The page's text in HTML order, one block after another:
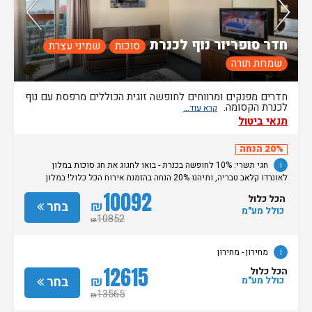
100% מהזוגות ששהו בחדר זה אהבו אותו
חדר סופריור נוף לכנרת סוכות
שמיני עצרת
שמחת תורה
חדרים מפנקים ומרווחים לחופשה זוגית הכוללים מרפסת עם נוף
לכנרת הקסומה.
תנאי ביטול
20% הנחה
i
חגי תשרי: 10% לחופשה בכנרת - בואו לחגוג את חג סוכות במלון
לאונרדו קלאב טבריה, ותיהנו 20% הנחה בהזמנת אירוח הכל כלול! במלון
מחכים לכם ארוחות חג עשירות, חדרים מעוצבים, חוויית אירוח חגיגית לכל
המשפחה וכל מה שצריך לחופשה מפנקת על הכנרת. המבצע תקף לאירוח על
בסיס הכל כלול בין התאריכים 25.09.26 עד 4.10.26 למינימום 2 לילות 10%
הנחה נוספים לחברי מועדון פתאל וחברים ולמצטרפים חדשים ללא קוד ארגון
בחר ₪10092
₪10852
הכל כלול
כולל מע"מ
i מחירון- מחירון
בחר ₪12615
₪13565
הכל כלול
כולל מע"מ